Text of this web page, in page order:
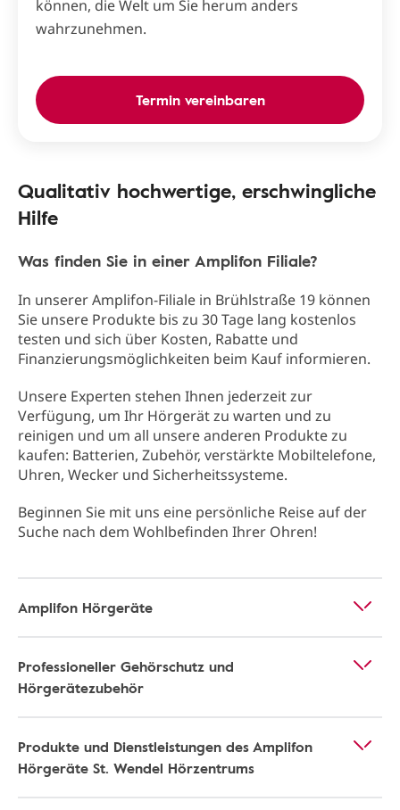
können, die Welt um Sie herum anders
wahrzunehmen.
Termin vereinbaren
Qualitativ hochwertige, erschwingliche
Hilfe
Was finden Sie in einer Amplifon Filiale?
In unserer Amplifon-Filiale in Brühlstraße 19 können
Sie unsere Produkte bis zu 30 Tage lang kostenlos
testen und sich über Kosten, Rabatte und
Finanzierungsmöglichkeiten beim Kauf informieren.
Unsere Experten stehen Ihnen jederzeit zur
Verfügung, um Ihr Hörgerät zu warten und zu
reinigen und um all unsere anderen Produkte zu
kaufen: Batterien, Zubehör, verstärkte Mobiltelefone,
Uhren, Wecker und Sicherheitssysteme.
Beginnen Sie mit uns eine persönliche Reise auf der
Suche nach dem Wohlbefinden Ihrer Ohren!
Amplifon Hörgeräte
Professioneller Gehörschutz und
Hörgerätezubehör
Produkte und Dienstleistungen des Amplifon
Hörgeräte St. Wendel Hörzentrums